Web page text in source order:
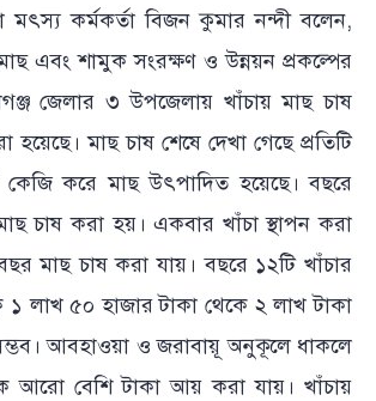
মৎস্য কর্মকর্তা বিজন কুমার নন্দী বলেন,
এবং শামুক সংরক্ষণ ও উন্নয়ন প্রকল্পের
জেলার ৩ উপজেলায় খাঁচায় মাছ চাষ
হয়েছে। মাছ চাষ শেষে দেখা গেছে প্রতিটি
কেজি করে মাছ উৎপাদিত হয়েছে। বছরে
চাষ করা হয়। একবার খাঁচা স্থাপন করা
মাছ চাষ করা যায়। বছরে ১২টি খাঁচার
১ লাখ ৫০ হাজার টাকা থেকে ২ লাখ টাকা
আবহাওয়া ও জরাবায়ূ অনুকূলে ধাকলে
আরো বেশি টাকা আয় করা যায়। খাঁচায়